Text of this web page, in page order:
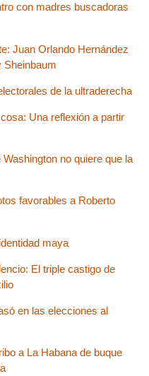
con madres buscadoras
Juan Orlando Hernández
Sheinbaum
de la ultraderecha
Una reflexión a partir
no quiere que la
favorables a Roberto
maya
El triple castigo de
en las elecciones al
a La Habana de buque